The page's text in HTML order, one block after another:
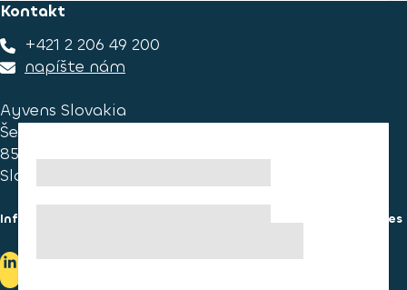
Kontakt
+421 2 206 49 200
napíšte nám
Ayvens Slovakia
Ševčenkova 34
851 01 Bratislava
Slovakia
Informácie pre spotrebiteľa Informácie o používaní cookies